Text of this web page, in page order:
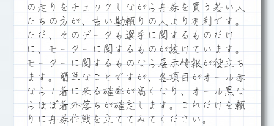
の走りをチェックしながら舟券を買う若い人
たちの方が、古い勘頼りの人より有利です。
ただ、そのデータも選手に関するものだけ
に、モーターに関するものが抜けています。
モーターに関するものなら展示情報が役立ち
ます。簡単なことですが、各項目がオール赤
なら１着に来る確率が高くなり、オール黒な
らほぼ着外落ちが確定します。これだけを頼
りに舟券作戦を立ててみてください。